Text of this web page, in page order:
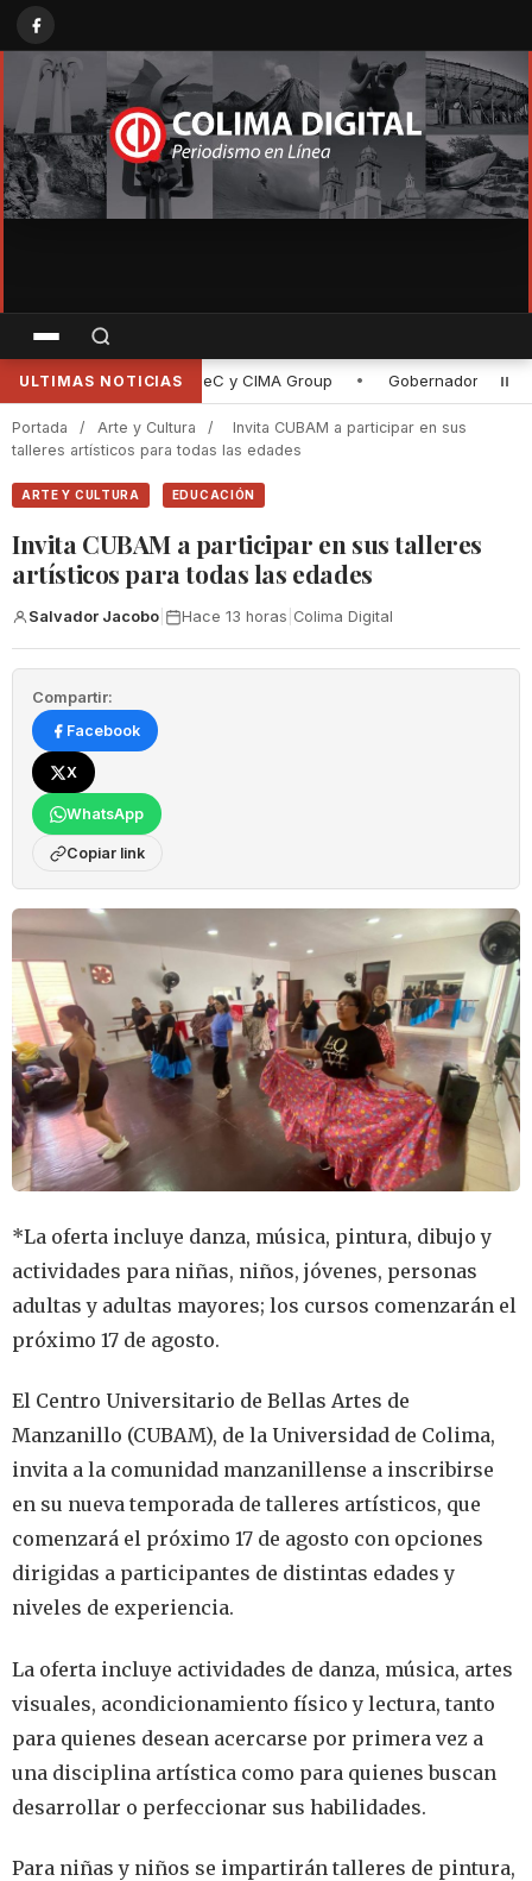
ULTIMAS NOTICIAS
Gobernadora de Colima entrega rehabilitación de la planta
Portada / Arte y Cultura /
Invita CUBAM a participar en sus
talleres artísticos para todas las edades
ARTE Y CULTURA EDUCACIÓN
Invita CUBAM a participar en sus talleres
artísticos para todas las edades
Salvador Jacobo Hace 13 horas Colima Digital
Compartir:
Facebook
X
WhatsApp
Copiar link
*La oferta incluye danza, música, pintura, dibujo y
actividades para niñas, niños, jóvenes, personas
adultas y adultas mayores; los cursos comenzarán el
próximo 17 de agosto.
El Centro Universitario de Bellas Artes de
Manzanillo (CUBAM), de la Universidad de Colima,
invita a la comunidad manzanillense a inscribirse
en su nueva temporada de talleres artísticos, que
comenzará el próximo 17 de agosto con opciones
dirigidas a participantes de distintas edades y
niveles de experiencia.
La oferta incluye actividades de danza, música, artes
visuales, acondicionamiento físico y lectura, tanto
para quienes desean acercarse por primera vez a
una disciplina artística como para quienes buscan
desarrollar o perfeccionar sus habilidades.
Para niñas y niños se impartirán talleres de pintura,